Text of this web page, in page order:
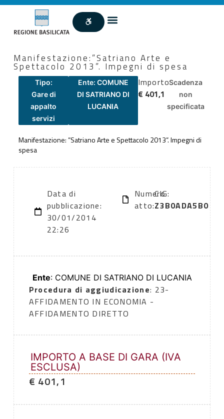
Manifestazione:”Satriano Arte e
Spettacolo 2013”. Impegni di spesa
Tipo:
Gare di
appalto
servizi
Ente: COMUNE
DI SATRIANO DI
LUCANIA
Importo
€ 401,1
Scadenza
non
specificata
Manifestazione: ”Satriano Arte e Spettacolo 2013”. Impegni di
spesa
Data di
pubblicazione:
30/01/2014
22:26
Numero
atto:
CIG:
Z3B0ADA5B0
Ente: COMUNE DI SATRIANO DI LUCANIA
Procedura di aggiudicazione: 23-
AFFIDAMENTO IN ECONOMIA -
AFFIDAMENTO DIRETTO
IMPORTO A BASE DI GARA (IVA
ESCLUSA)
€ 401,1